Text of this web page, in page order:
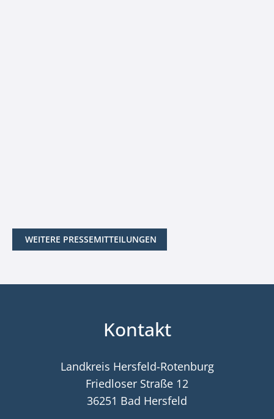
WEITERE PRESSEMITTEILUNGEN
Kontakt
Landkreis Hersfeld-Rotenburg
Friedloser Straße 12
36251 Bad Hersfeld